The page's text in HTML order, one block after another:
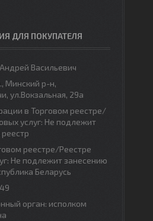
ДЛЯ ПОКУПАТЕЛЯ
Васильевич
Минский р-н,
ул.Вокзальная, 29а
в Торговом реестре/
услуг: Не подлежит
реестре/Реестре
Не подлежит занесению
Беларусь
орган: исполком